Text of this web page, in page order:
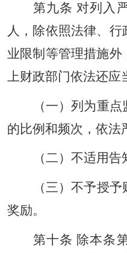
第九条 对列入
人，除依照法律、
业限制等管理措施
上财政部门依法还应
（一）列为重
的比例和频次，依法
（二）不适用告
（三）不予授
奖励。
第十条 除本条